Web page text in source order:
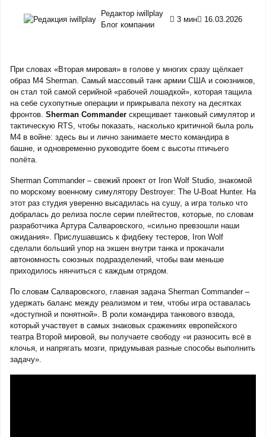
Редактор iwillplay
Блог компании
3 мин 16.03.2026
При словах «Вторая мировая» в голове у многих сразу щёлкает
образ M4 Sherman. Самый массовый танк армии США и союзников,
он стал той самой серийной «рабочей лошадкой», которая тащила
на себе сухопутные операции и прикрывала пехоту на десятках
фронтов. Sherman Commander скрещивает танковый симулятор и
тактическую RTS, чтобы показать, насколько критичной была роль
M4 в войне: здесь вы и лично занимаете место командира в
башне, и одновременно руководите боем с высоты птичьего
полёта.
Sherman Commander – свежий проект от Iron Wolf Studio, знакомой
по морскому военному симулятору Destroyer: The U-Boat Hunter. На
этот раз студия уверенно высадилась на сушу, а игра только что
добралась до релиза после серии плейтестов, которые, по словам
разработчика Артура Салваровского, «сильно превзошли наши
ожидания». Прислушавшись к фидбеку тестеров, Iron Wolf
сделали больший упор на экшен внутри танка и прокачали
автономность союзных подразделений, чтобы вам меньше
приходилось нянчиться с каждым отрядом.
По словам Салваровского, главная задача Sherman Commander –
удержать баланс между реализмом и тем, чтобы игра оставалась
«доступной и понятной». В роли командира танкового взвода,
который участвует в самых знаковых сражениях европейского
театра Второй мировой, вы получаете свободу «и разносить всё в
клочья, и напрягать мозги, придумывая разные способы выполнить
задачу».